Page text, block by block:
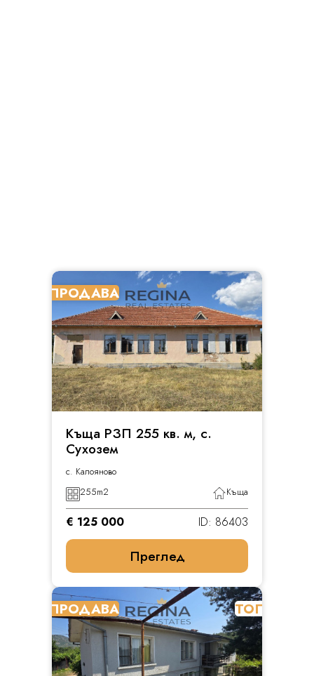
ПРОДАВА
Къща РЗП 255 кв. м, с.
Сухозем
с. Калояново
255m2 Къща
€ 125 000 ID: 86403
Преглед
ПРОДАВА ТОП